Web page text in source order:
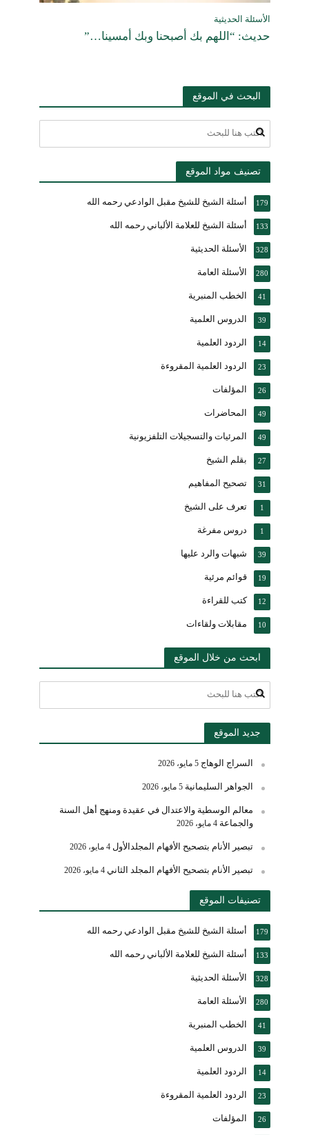
الأسئلة الحديثية
حديث: “اللهم بك أصبحنا وبك أمسينا…”
البحث في الموقع
تصنيف مواد الموقع
أسئلة الشيخ للشيخ مقبل الوادعي رحمه الله 179
أسئلة الشيخ للعلامة الألباني رحمه الله 133
الأسئلة الحديثية 328
الأسئلة العامة 280
الخطب المنبرية 41
الدروس العلمية 39
الردود العلمية 14
الردود العلمية المقروءة 23
المؤلفات 26
المحاضرات 49
المرئيات والتسجيلات التلفزيونية 49
بقلم الشيخ 27
تصحيح المفاهيم 31
تعرف على الشيخ 1
دروس مفرغة 1
شبهات والرد عليها 39
قوائم مرئية 19
كتب للقراءة 12
مقابلات ولقاءات 10
ابحث من خلال الموقع
جديد الموقع
السراج الوهاج 5 مايو، 2026
الجواهر السليمانية 5 مايو، 2026
معالم الوسطية والاعتدال في عقيدة ومنهج أهل السنة
والجماعة 4 مايو، 2026
تبصير الأنام بتصحيح الأفهام المجلدالأول 4 مايو، 2026
تبصير الأنام بتصحيح الأفهام المجلد الثاني 4 مايو، 2026
تصنيفات الموقع
أسئلة الشيخ للشيخ مقبل الوادعي رحمه الله 179
أسئلة الشيخ للعلامة الألباني رحمه الله 133
الأسئلة الحديثية 328
الأسئلة العامة 280
الخطب المنبرية 41
الدروس العلمية 39
الردود العلمية 14
الردود العلمية المقروءة 23
المؤلفات 26